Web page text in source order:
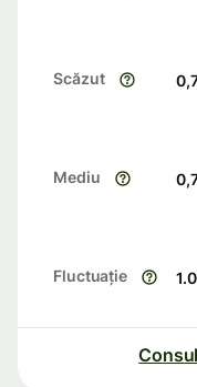
Scăzut
Mediu
Fluctuație